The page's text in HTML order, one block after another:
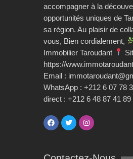
accompagner à la
opportunités uniques de
sa région. Au plaisir de
vous, Bien cordialement,
Immobilier Taroudant
https://
Email :
WhatsApp : +212 6 07 78
direct : +212 6 48 87 41 89